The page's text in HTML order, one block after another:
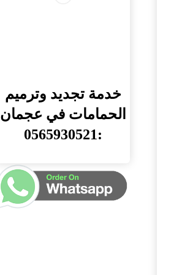
خدمة تجديد وترميم
الحمامات في عجمان
:0565930521